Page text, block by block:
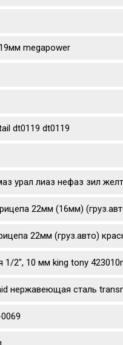
megapower
dt0119 dt0119
урал лиаз нефаз зил
22мм (16мм)
22мм (груз.авто)
1/2", 10 мм king tony
нержавеющая сталь